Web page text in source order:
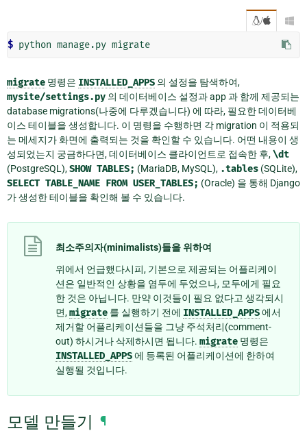
/ 
$ python manage.py
migrate 명령은 INSTALLED_APPS 의 설정을 탐색하여,
mysite/settings.py 의 데이터베이스 설정과 app 과 함께 제공되는
database migrations(나중에 다루겠습니다) 에 따라, 필요한 데이터베
이스 테이블을 생성합니다. 이 명령을 수행하면 각 migration 이 적용되
는 메세지가 화면에 출력되는 것을 확인할 수 있습니다. 어떤 내용이 생
성되었는지 궁금하다면, 데이터베이스 클라이언트로 접속한 후,\dt
(PostgreSQL),SHOW TABLES; (MariaDB, MySQL), .tables (SQLite),
SELECT TABLE_NAME FROM USER_TABLES; (Oracle) 을 통해 Django
가 생성한 테이블을 확인해 볼 수 있습니다.
최소주의자(minimalists)들을 위하여
위에서 언급했다시피, 기본으로 제공되는 어플리케이
션은 일반적인 상황을 염두에 두었으나, 모두에게 필요
한 것은 아닙니다. 만약 이것들이 필요 없다고 생각되시
면,migrate 를 실행하기 전에 INSTALLED_APPS에서
제거할 어플리케이션들을 그냥 주석처리(comment-
out) 하시거나 삭제하시면 됩니다. migrate 명령은
INSTALLED_APPS에 등록된 어플리케이션에 한하여
실행될 것입니다.
모델 만들기 ¶